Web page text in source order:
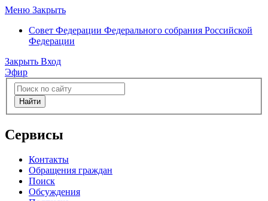
Меню Закрыть
Совет Федерации Федерального собрания Российской
Федерации
Закрыть Вход
Эфир
Найти
Сервисы
Контакты
Обращения граждан
Поиск
Обсуждения